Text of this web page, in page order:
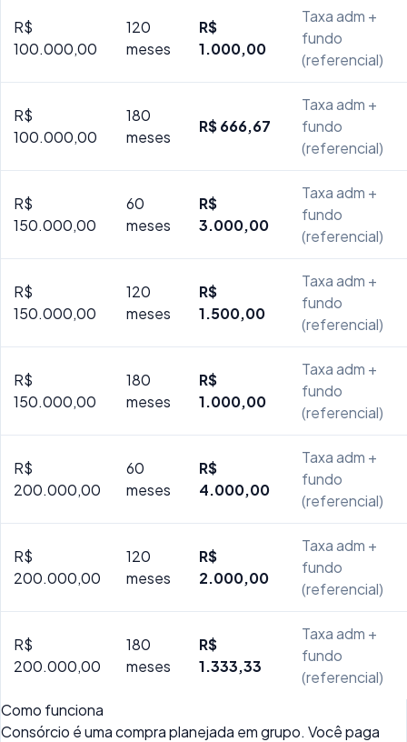
R$
100.000,00
120
meses
R$
1.000,00
Taxa adm +
fundo
(referencial)
R$
100.000,00
180
meses
R$ 666,67
Taxa adm +
fundo
(referencial)
R$
150.000,00
60
meses
R$
3.000,00
Taxa adm +
fundo
(referencial)
R$
150.000,00
120
meses
R$
1.500,00
Taxa adm +
fundo
(referencial)
R$
150.000,00
180
meses
R$
1.000,00
Taxa adm +
fundo
(referencial)
R$
200.000,00
60
meses
R$
4.000,00
Taxa adm +
fundo
(referencial)
R$
200.000,00
120
meses
R$
2.000,00
Taxa adm +
fundo
(referencial)
R$
200.000,00
180
meses
R$
1.333,33
Taxa adm +
fundo
(referencial)
Como funciona
Consórcio é uma compra planejada em grupo. Você paga